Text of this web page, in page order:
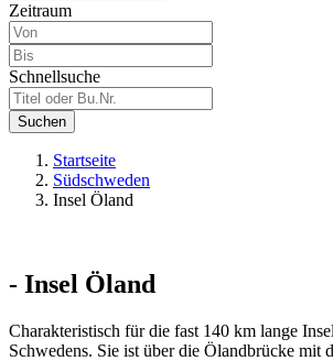
Zeitraum
Schnellsuche
Suchen
Startseite
Südschweden
Insel Öland
- Insel Öland
Charakteristisch für die fast 140 km lange
Schwedens. Sie ist über die Ölandbrücke